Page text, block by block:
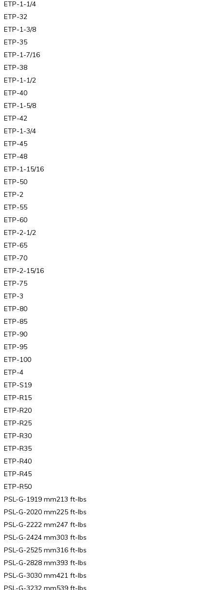
ETP-1-1/4
ETP-32
ETP-1-3/8
ETP-35
ETP-1-7/16
ETP-38
ETP-1-1/2
ETP-40
ETP-1-5/8
ETP-42
ETP-1-3/4
ETP-45
ETP-48
ETP-1-15/16
ETP-50
ETP-2
ETP-55
ETP-60
ETP-2-1/2
ETP-65
ETP-70
ETP-2-15/16
ETP-75
ETP-3
ETP-80
ETP-85
ETP-90
ETP-95
ETP-100
ETP-4
ETP-S19
ETP-R15
ETP-R20
ETP-R25
ETP-R30
ETP-R35
ETP-R40
ETP-R45
ETP-R50
PSL-G-1919 mm213 ft-lbs
PSL-G-2020 mm225 ft-lbs
PSL-G-2222 mm247 ft-lbs
PSL-G-2424 mm303 ft-lbs
PSL-G-2525 mm316 ft-lbs
PSL-G-2828 mm393 ft-lbs
PSL-G-3030 mm421 ft-lbs
PSL-G-3232 mm539 ft-lbs